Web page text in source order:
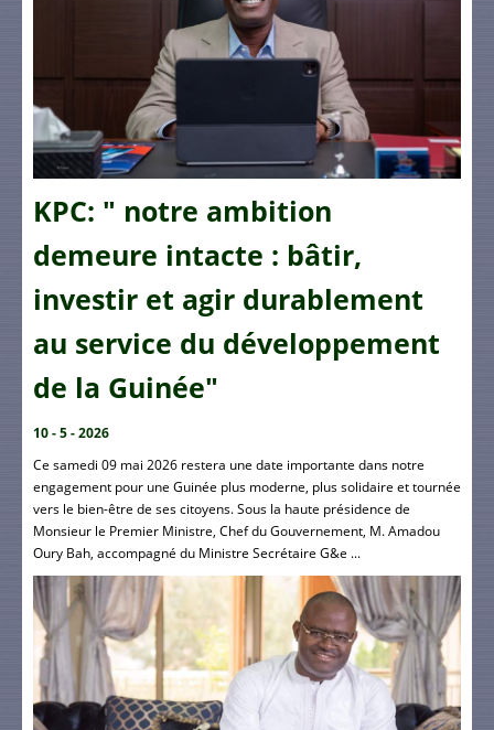
KPC: " notre ambition
demeure intacte : bâtir,
investir et agir durablement
au service du développement
de la Guinée"
10 - 5 - 2026
Ce samedi 09 mai 2026 restera une date importante dans notre
engagement pour une Guinée plus moderne, plus solidaire et tournée
vers le bien-être de ses citoyens. Sous la haute présidence de
Monsieur le Premier Ministre, Chef du Gouvernement, M. Amadou
Oury Bah, accompagné du Ministre Secrétaire G&e ...